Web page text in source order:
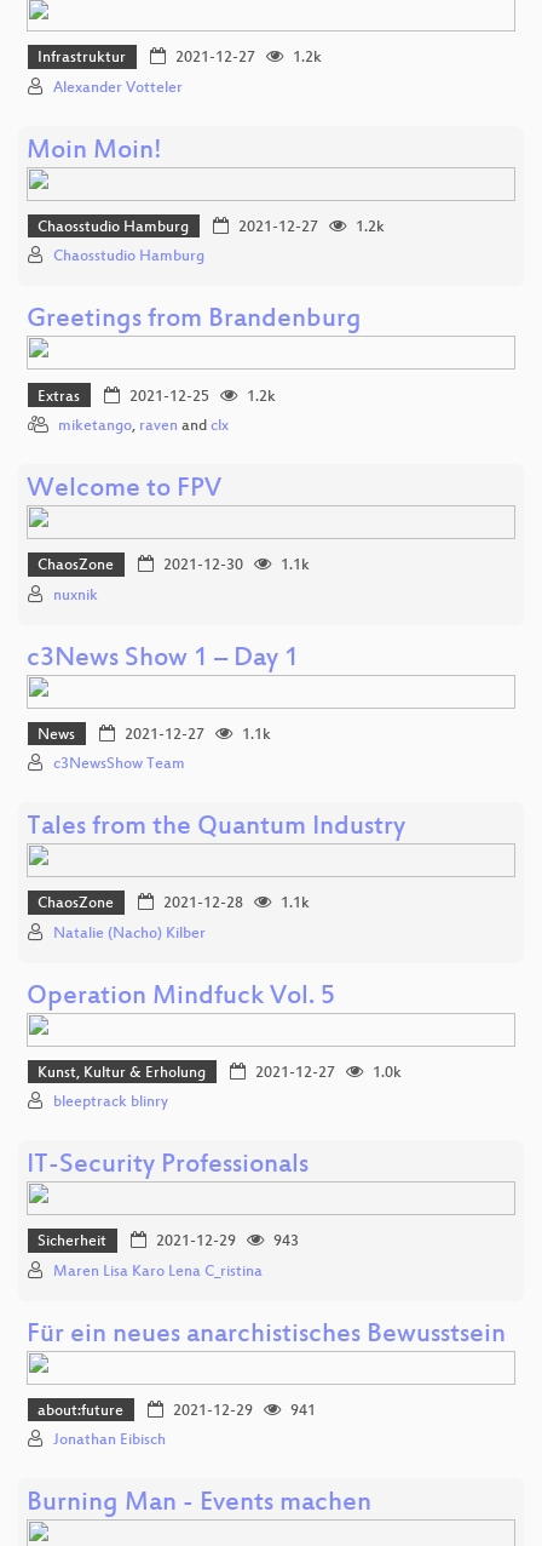
Infrastruktur 2021-12-27
1.2k
Alexander Votteler
Moin Moin!
Chaosstudio Hamburg 2021-12-27
1.2k
Chaosstudio Hamburg
Greetings from Brandenburg
Extras 2021-12-25
1.2k
miketango, raven and clx
Welcome to FPV
ChaosZone 2021-12-30
1.1k
nuxnik
c3News Show 1 – Day 1
News 2021-12-27
1.1k
c3NewsShow Team
Tales from the Quantum Industry
ChaosZone 2021-12-28
1.1k
Natalie (Nacho) Kilber
Operation Mindfuck Vol. 5
Kunst, Kultur & Erholung 2021-12-27
1.0k
bleeptrack blinry
IT-Security Professionals
Sicherheit 2021-12-29
943
Maren Lisa Karo Lena C_ristina
Für ein neues anarchistisches Bewusstsein
about:future 2021-12-29
941
Jonathan Eibisch
Burning Man - Events machen